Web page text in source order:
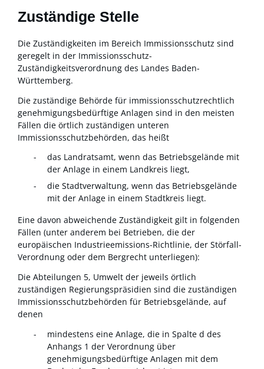
Zuständige Stelle
Die Zuständigkeiten im Bereich Immissionsschutz sind
geregelt in der Immissionsschutz-
Zuständigkeitsverordnung des Landes Baden-
Württemberg.
Die zuständige Behörde für immissionsschutzrechtlich
genehmigungsbedürftige Anlagen sind in den meisten
Fällen die örtlich zuständigen unteren
Immissionsschutzbehörden, das heißt
das Landratsamt, wenn das Betriebsgelände mit
der Anlage in einem Landkreis liegt,
die Stadtverwaltung, wenn das Betriebsgelände
mit der Anlage in einem Stadtkreis liegt.
Eine davon abweichende Zuständigkeit gilt in folgenden
Fällen (unter anderem bei Betrieben, die der
europäischen Industrieemissions-Richtlinie, der Störfall-
Verordnung oder dem Bergrecht unterliegen):
Die Abteilungen 5, Umwelt der jeweils örtlich
zuständigen Regierungspräsidien sind die zuständigen
Immissionsschutzbehörden für Betriebsgelände, auf
denen
mindestens eine Anlage, die in Spalte d des
Anhangs 1 der Verordnung über
genehmigungsbedürftige Anlagen mit dem